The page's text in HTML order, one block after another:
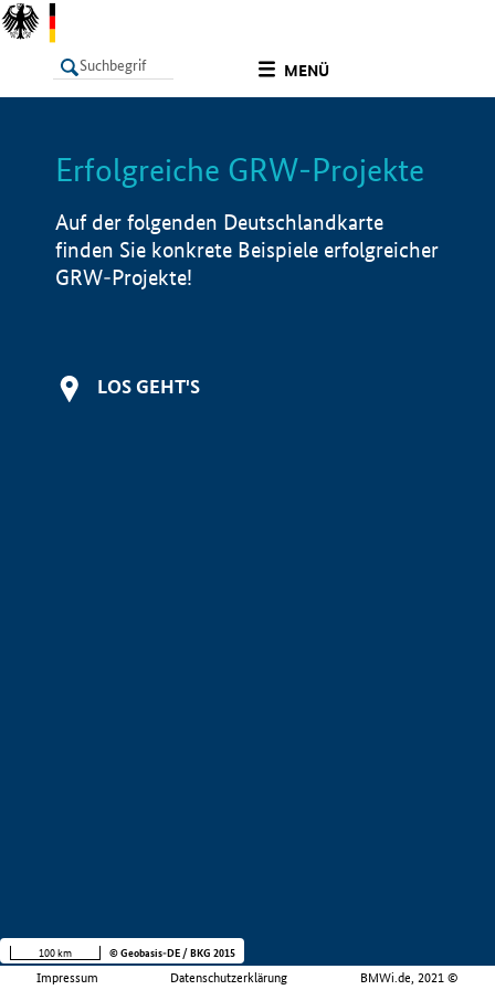
MENÜ
LISTE Info
Erfolgreiche GRW-Projekte
Auf der folgenden Deutschlandkarte
finden Sie konkrete Beispiele erfolgreicher
GRW-Projekte!
LOS GEHT'S
Impressum Datenschutzerklärung BMWi.de, 2021 ©
100 km © Geobasis-DE / BKG 2015